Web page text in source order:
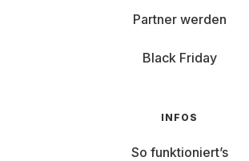
Partner werden
Black Friday
INFOS
So funktioniert’s